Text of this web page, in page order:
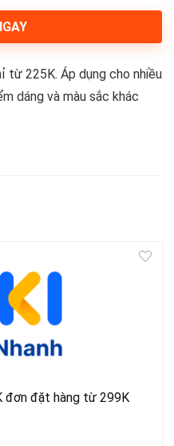
từ 225K. Áp dụng cho nhiều
dáng và màu sắc khác
đơn đặt hàng từ 299K